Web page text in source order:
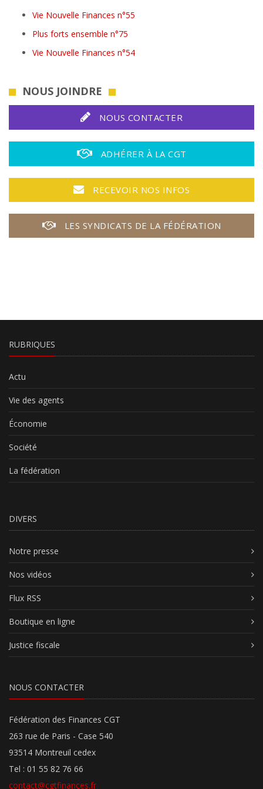
Vie Nouvelle Finances n°55
Plus forts ensemble n°75
Vie Nouvelle Finances n°54
NOUS JOINDRE
NOUS CONTACTER
ADHÉRER À LA CGT
RECEVOIR NOS INFOS
LES SYNDICATS DE LA FÉDÉRATION
RUBRIQUES
Actu
Vie des agents
Économie
Société
La fédération
DIVERS
Notre presse
Nos vidéos
Flux RSS
Boutique en ligne
Justice fiscale
NOUS CONTACTER
Fédération des Finances CGT
263 rue de Paris - Case 540
93514 Montreuil cedex
Tel : 01 55 82 76 66
contact@cgtfinances.fr